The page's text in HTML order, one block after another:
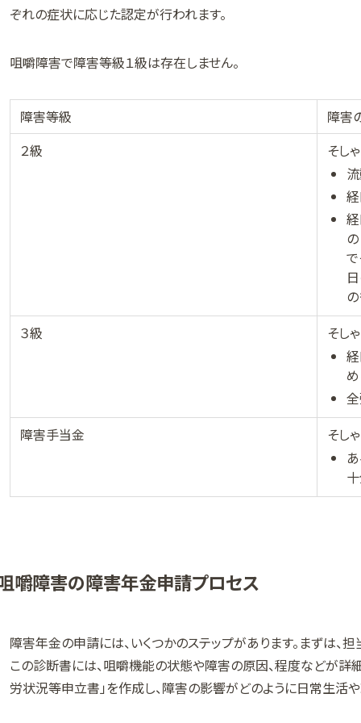
ぞれの症状に応じた認定が行われます。
咀嚼障害で障害等級１級は存在しません。
障害等級
障害
２級
そし
３級
そし
障害手当金
そし
嚼障害の障害年金申請プロセス
障害年金の申請には、いくつかのステップがあります。まずは、
この診断書には、咀嚼機能の状態や障害の原因、程度などが詳
労状況等申立書」を作成し、障害の影響がどのように日常生活